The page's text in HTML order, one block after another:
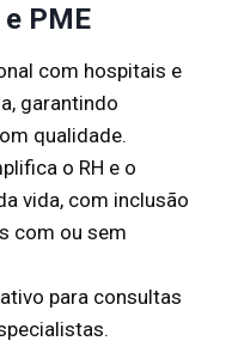
PME
com hospitais e
garantindo
qualidade.
o RH e o
vida, com inclusão
com ou sem
para consultas